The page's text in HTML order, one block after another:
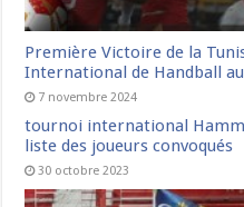
Première Victoire de la
International de Handball
7 novembre 2024
tournoi international
liste des joueurs convoqués
30 octobre 2023